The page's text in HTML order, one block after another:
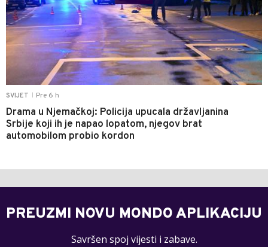
SVIJET Pre 6 h
Drama u Njemačkoj: Policija upucala državljanina
Srbije koji ih je napao lopatom, njegov brat
automobilom probio kordon
PREUZMI NOVU MONDO APLIKACIJU
Savršen spoj vijesti i zabave.